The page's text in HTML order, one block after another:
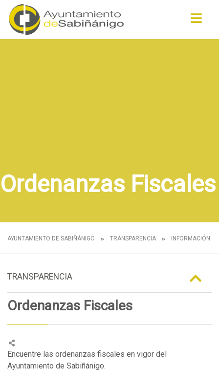
Ordenanzas Fiscales
AYUNTAMIENTO DE SABIÑÁNIGO TRANSPARENCIA INFORMACIÓN
TRANSPARENCIA
Ordenanzas Fiscales
Encuentre las ordenanzas fiscales en vigor del
Ayuntamiento de Sabiñánigo.